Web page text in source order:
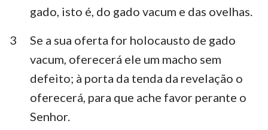
Lamentações Ezequiel
Daniel Oséias
Joel Amós
Obadias Jonas
Miquéias
gado, isto é, do gado vacum e das ovelhas.
3
Se a sua oferta for holocausto de gado
vacum, oferecerá ele um macho sem
defeito; à porta da tenda da revelação o
oferecerá, para que ache favor perante o
Senhor.